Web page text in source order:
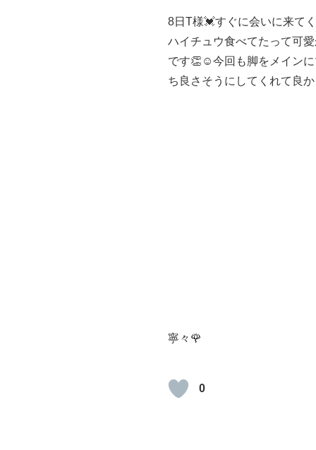
8日T様💓すぐに会いに来て
ハイチュウ食べてたって可
です👏☺️今回も脚をメイン
ち良さそうにしてくれて良
寧々🌹
0